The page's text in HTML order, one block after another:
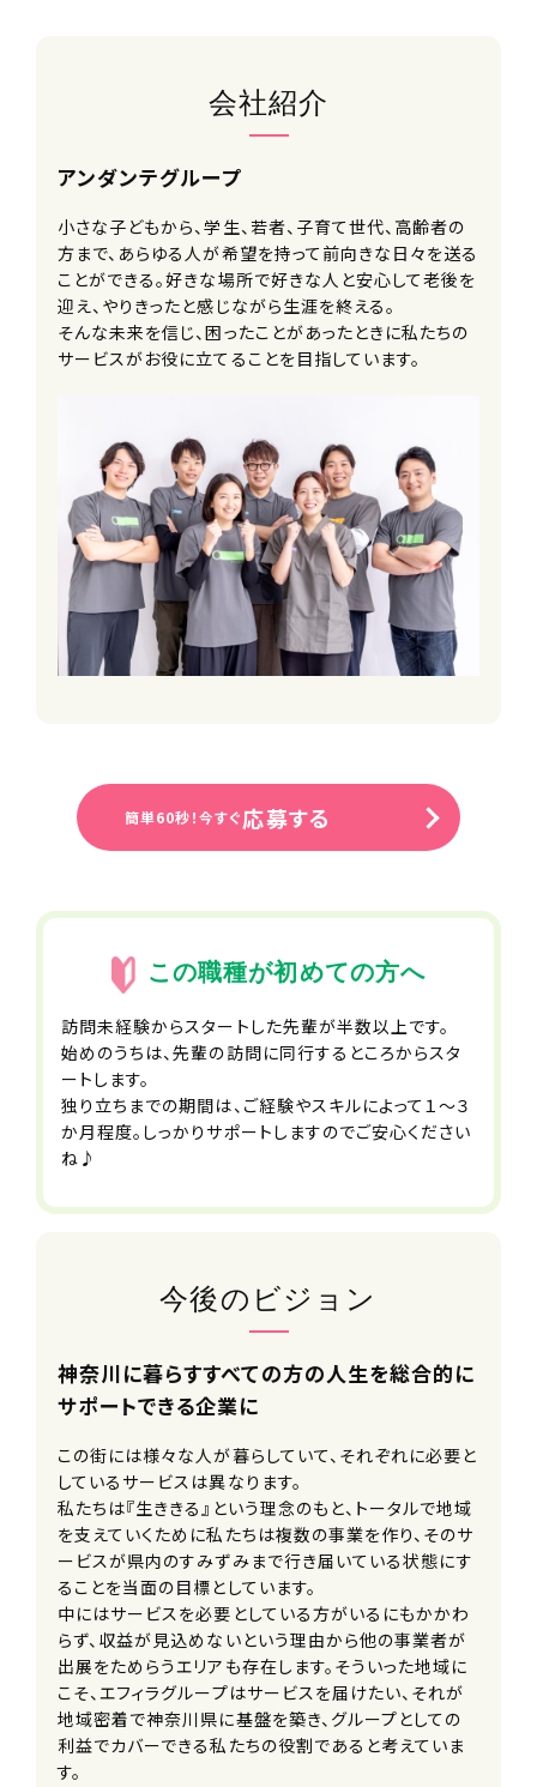
週平均想定労働時間：32時間
※残業はほとんどありません。
い。
待遇・福利厚生
■入社祝い金
■交通費別途支給（上限30,000円/
月）
■車・バイク通勤可
※ガソリン代・駐車場補助あり（自社駐
■神奈川県外への転勤なし
■副業可
■各種研修制度
■資格取得支援制度
■キャリアコース選択制度
■メンター制度
■社内留学制度
※他事業を経験しにいくことができま
す
■コミュニケーション費補助
■サークル活動支援制度
■スポーツ観戦チケット配布
■永年勤続手当
■退職金制度
■結婚・出産祝い金
※一部時間無料対象外・空きがない場
合あり
■バレンタイン・お歳暮・お中元等贈り
物禁止ルール
■パワハラ禁止ルール
■職場相談窓口
生年金）
社会保険完備（雇用・労災・健康・厚生
年金）
※法定通り
受動喫煙防止措置事項
全社全面禁煙
試用期間
6ヶ月（条件変更なし）
契約期間
無期
※定年66歳
会社紹介
アンダンテグループ
小さな子どもから、学生、若者、子育て世代、高齢者の
方まで、あらゆる人が希望を持って前向きな日々を送る
ことができる。好きな場所で好きな人と安心して老後を
迎え、やりきったと感じながら生涯を終える。
そんな未来を信じ、困ったことがあったときに私たちの
サービスがお役に立てることを目指しています。
簡単60秒！今すぐ応募する
この職種が初めての方へ
訪問未経験からスタートした先輩が半数以上です。
始めのうちは、先輩の訪問に同行するところからスタ
ートします。
独り立ちまでの期間は、ご経験やスキルによって１～３
か月程度。しっかりサポートしますのでご安心ください
ね♪
今後のビジョン
神奈川に暮らすすべての方の人生を総合的に
サポートできる企業に
この街には様々な人が暮らしていて、それぞれに必要と
しているサービスは異なります。
私たちは『生ききる』という理念のもと、トータルで地域
を支えていくために私たちは複数の事業を作り、そのサ
ービスが県内のすみずみまで行き届いている状態にす
ることを当面の目標としています。
中にはサービスを必要としている方がいるにもかかわ
らず、収益が見込めないという理由から他の事業者が
出展をためらうエリアも存在します。そういった地域に
こそ、エフィラグループはサービスを届けたい、それが
地域密着で神奈川県に基盤を築き、グループとしての
利益でカバーできる私たちの役割であると考えていま
す。